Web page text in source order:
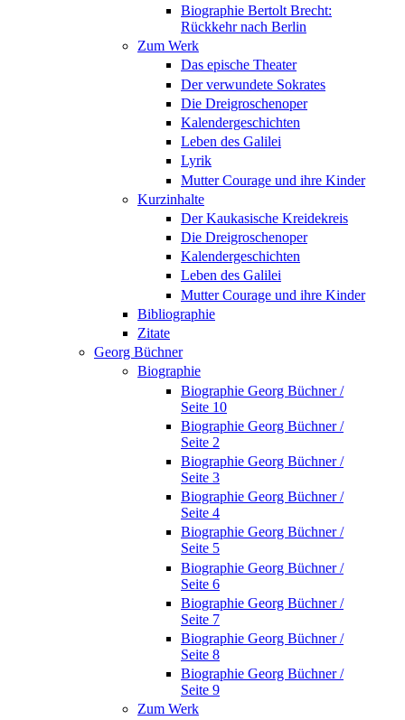
Biographie Bertolt Brecht:
Rückkehr nach Berlin
Zum Werk
Das epische Theater
Der verwundete Sokrates
Die Dreigroschenoper
Kalendergeschichten
Leben des Galilei
Lyrik
Mutter Courage und ihre Kinder
Kurzinhalte
Der Kaukasische Kreidekreis
Die Dreigroschenoper
Kalendergeschichten
Leben des Galilei
Mutter Courage und ihre Kinder
Bibliographie
Zitate
Georg Büchner
Biographie
Biographie Georg Büchner /
Seite 10
Biographie Georg Büchner /
Seite 2
Biographie Georg Büchner /
Seite 3
Biographie Georg Büchner /
Seite 4
Biographie Georg Büchner /
Seite 5
Biographie Georg Büchner /
Seite 6
Biographie Georg Büchner /
Seite 7
Biographie Georg Büchner /
Seite 8
Biographie Georg Büchner /
Seite 9
Zum Werk